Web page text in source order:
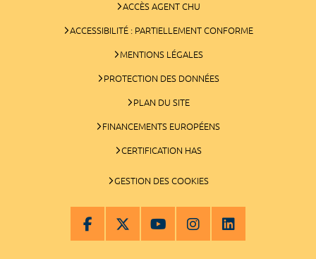
ACCÈS AGENT CHU
ACCESSIBILITÉ : PARTIELLEMENT CONFORME
MENTIONS LÉGALES
PROTECTION DES DONNÉES
PLAN DU SITE
FINANCEMENTS EUROPÉENS
CERTIFICATION HAS
GESTION DES COOKIES